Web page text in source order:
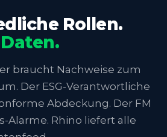
Rollen.
braucht Nachweise zum
Der ESG-Verantwortliche
Abdeckung. Der FM
Alarme. Rhino liefert alle